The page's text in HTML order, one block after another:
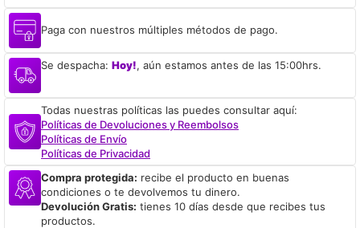
Paga con nuestros múltiples métodos de pago.
Se despacha: Hoy!, aún estamos antes de las 15:00hrs.
Todas nuestras políticas las puedes consultar aquí:
Políticas de Devoluciones y Reembolsos
Políticas de Envío
Políticas de Privacidad
Compra protegida: recibe el producto en buenas
condiciones o te devolvemos tu dinero.
Devolución Gratis: tienes 10 días desde que recibes tus
productos.